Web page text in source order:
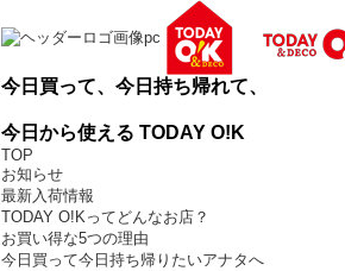
今日買って、今日持ち帰れて、
今日から使える TODAY O!K
TOP
お知らせ
最新入荷情報
TODAY O!Kってどんなお店？
お買い得な5つの理由
今日買って今日持ち帰りたいアナタへ